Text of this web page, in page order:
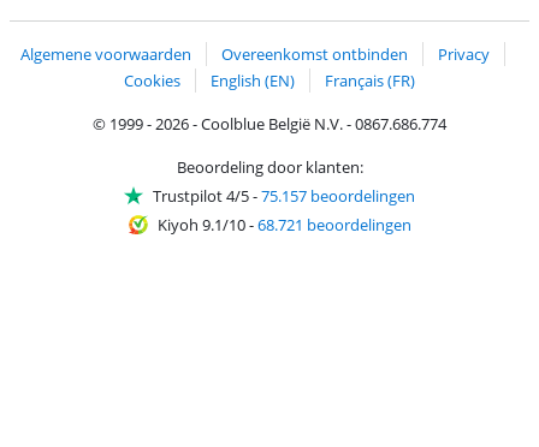
Algemene voorwaarden Overeenkomst ontbinden
Privacy
Cookies
English (EN)
Français (FR)
© 1999 - 2026 - Coolblue België N.V. - 0867.686.774
Beoordeling door klanten:
Trustpilot 4/5-75.157 beoordelingen
Kiyoh 9.1/10-68.721 beoordelingen